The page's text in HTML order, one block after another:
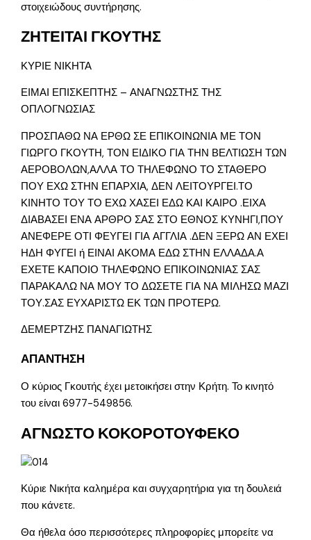
στοιχειώδους συντήρησης.
ΖΗΤΕΙΤΑΙ ΓΚΟΥΤΗΣ
ΚΥΡΙΕ ΝΙΚΗΤΑ
ΕΙΜΑΙ ΕΠΙΣΚΕΠΤΗΣ – ΑΝΑΓΝΩΣΤΗΣ ΤΗΣ
ΟΠΛΟΓΝΩΣΙΑΣ
ΠΡΟΣΠΑΘΩ ΝΑ ΕΡΘΩ ΣΕ ΕΠΙΚΟΙΝΩΝΙΑ ΜΕ ΤΟΝ
ΓΙΩΡΓΟ ΓΚΟΥΤΗ, ΤΟΝ ΕΙΔΙΚΟ ΓΙΑ ΤΗΝ ΒΕΛΤΙΩΣΗ ΤΩΝ
ΑΕΡΟΒΟΛΩΝ,ΑΛΛΑ ΤΟ ΤΗΛΕΦΩΝΟ ΤΟ ΣΤΑΘΕΡΟ
ΠΟΥ ΕΧΩ ΣΤΗΝ ΕΠΑΡΧΙΑ, ΔΕΝ ΛΕΙΤΟΥΡΓΕΙ.ΤΟ
ΚΙΝΗΤΟ ΤΟΥ ΤΟ ΕΧΩ ΧΑΣΕΙ ΕΔΩ ΚΑΙ ΚΑΙΡΟ .ΕΙΧΑ
ΔΙΑΒΑΣΕΙ ΕΝΑ ΑΡΘΡΟ ΣΑΣ ΣΤΟ ΕΘΝΟΣ ΚΥΝΗΓΙ,ΠΟΥ
ΑΝΕΦΕΡΕ ΟΤΙ ΦΕΥΓΕΙ ΓΙΑ ΑΓΓΛΙΑ .ΔΕΝ ΞΕΡΩ ΑΝ ΕΧΕΙ
ΗΔΗ ΦΥΓΕΙ ή ΕΙΝΑΙ ΑΚΟΜΑ ΕΔΩ ΣΤΗΝ ΕΛΛΑΔΑ.Α
ΕΧΕΤΕ ΚΑΠΟΙΟ ΤΗΛΕΦΩΝΟ ΕΠΙΚΟΙΝΩΝΙΑΣ ΣΑΣ
ΠΑΡΑΚΑΛΩ ΝΑ ΜΟΥ ΤΟ ΔΩΣΕΤΕ ΓΙΑ ΝΑ ΜΙΛΗΣΩ ΜΑΖΙ
ΤΟΥ.ΣΑΣ ΕΥΧΑΡΙΣΤΩ ΕΚ ΤΩΝ ΠΡΟΤΕΡΩ.
ΔΕΜΕΡΤΖΗΣ ΠΑΝΑΓΙΩΤΗΣ
ΑΠΑΝΤΗΣΗ
Ο κύριος Γκουτής έχει μετοικήσει στην Κρήτη. Το κινητό
του είναι 6977-549856.
ΑΓΝΩΣΤΟ ΚΟΚΟΡΟΤΟΥΦΕΚΟ
Κύριε Νικήτα καλημέρα και συγχαρητήρια για τη δουλειά
που κάνετε.
Θα ήθελα όσο περισσότερες πληροφορίες μπορείτε να